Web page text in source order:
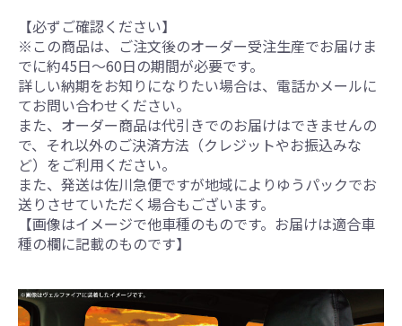
【必ずご確認ください】
※この商品は、ご注文後のオーダー受注生産でお届けま
でに約45日～60日の期間が必要です。
詳しい納期をお知りになりたい場合は、電話かメールに
てお問い合わせください。
また、オーダー商品は代引きでのお届けはできませんの
で、それ以外のご決済方法（クレジットやお振込みな
ど）をご利用ください。
また、発送は佐川急便ですが地域によりゆうパックでお
送りさせていただく場合もございます。
【画像はイメージで他車種のものです。お届けは適合車
種の欄に記載のものです】